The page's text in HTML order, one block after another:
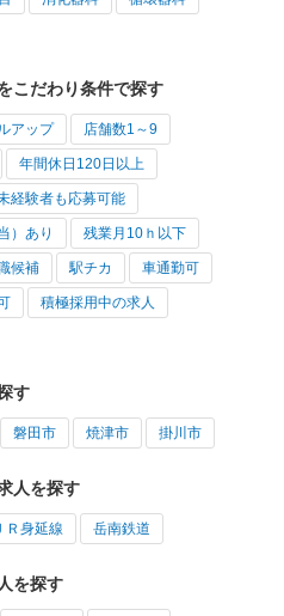
こだわり条件で探す
アップ 店舗数1～9
年間休日120日以上
経験者も応募可能
）あり 残業月10ｈ以下
候補 駅チカ 車通勤可
積極採用中の求人
す
磐田市 焼津市 掛川市
人を探す
Ｒ身延線 岳南鉄道
を探す